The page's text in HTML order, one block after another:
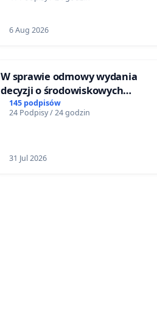
6 Aug 2026
W sprawie odmowy wydania
decyzji o środowiskowych
uwarunkowaniach dla budowy
zakładu wytwarzania biometanu
mieszkańców i Puszczy
145 podpisów
24 Podpisy / 24 godzin
31 Jul 2026